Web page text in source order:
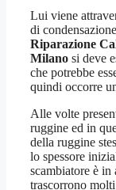
Lui viene
di
Riparazione
Milano si deve
che potrebbe
quindi occorre
Alle volte
ruggine ed in
della ruggine
lo spessore
scambiatore è
trascorrono